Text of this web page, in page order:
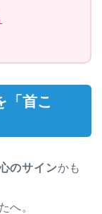
「首こ
のサインかも
へ。